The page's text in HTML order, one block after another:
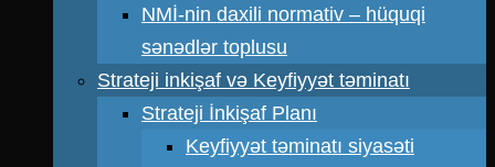
NMİ-nin daxili normativ – hüquqi
sənədlər toplusu
Strateji inkişaf və Keyfiyyət təminatı
Strateji İnkişaf Planı
Keyfiyyət təminatı siyasəti